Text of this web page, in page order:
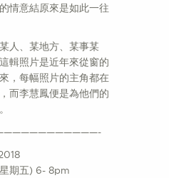
情意結原來是如此一往
人、某地方、某事某
輯照片是近年來從窗的
，每幅照片的主角都在
而李慧鳳便是為他們的
期五) 6- 8pm